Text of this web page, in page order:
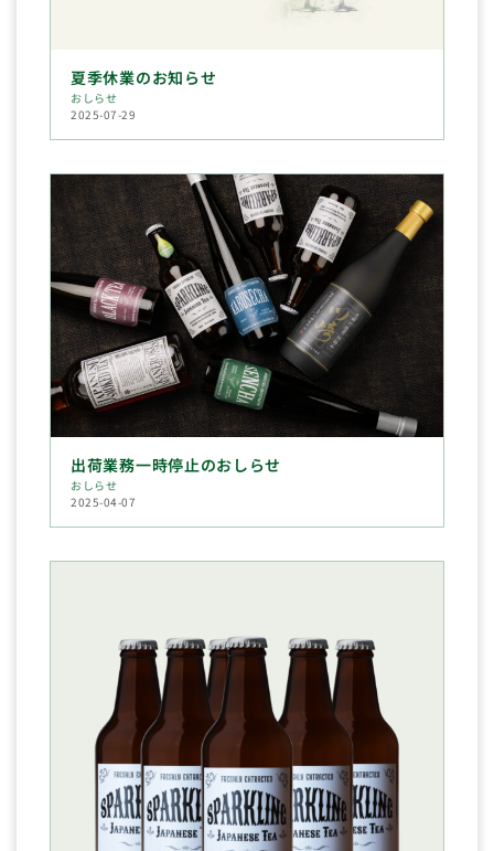
夏季休業のお知らせ
おしらせ
2025-07-29
出荷業務一時停止のおしらせ
おしらせ
2025-04-07